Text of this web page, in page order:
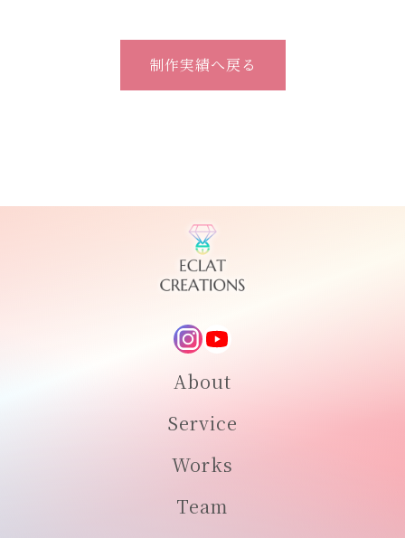
制作実績へ戻る
About
Service
Works
Team